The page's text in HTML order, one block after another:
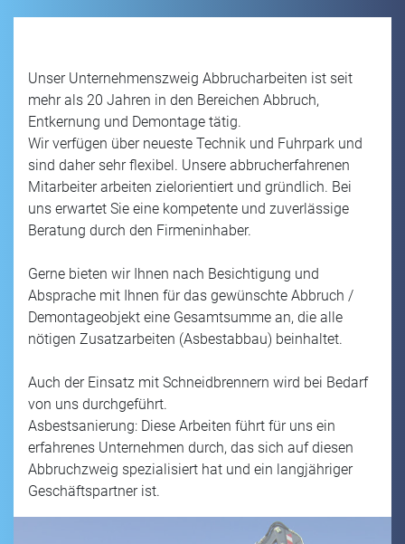
Unser Unternehmenszweig Abbrucharbeiten ist seit
mehr als 20 Jahren in den Bereichen Abbruch,
Entkernung und Demontage tätig.
Wir verfügen über neueste Technik und Fuhrpark und
sind daher sehr flexibel. Unsere abbrucherfahrenen
Mitarbeiter arbeiten zielorientiert und gründlich. Bei
uns erwartet Sie eine kompetente und zuverlässige
Beratung durch den Firmeninhaber.
Gerne bieten wir Ihnen nach Besichtigung und
Absprache mit Ihnen für das gewünschte Abbruch /
Demontageobjekt eine Gesamtsumme an, die alle
nötigen Zusatzarbeiten (Asbestabbau) beinhaltet.
Auch der Einsatz mit Schneidbrennern wird bei Bedarf
von uns durchgeführt.
Asbestsanierung: Diese Arbeiten führt für uns ein
erfahrenes Unternehmen durch, das sich auf diesen
Abbruchzweig spezialisiert hat und ein langjähriger
Geschäftspartner ist.